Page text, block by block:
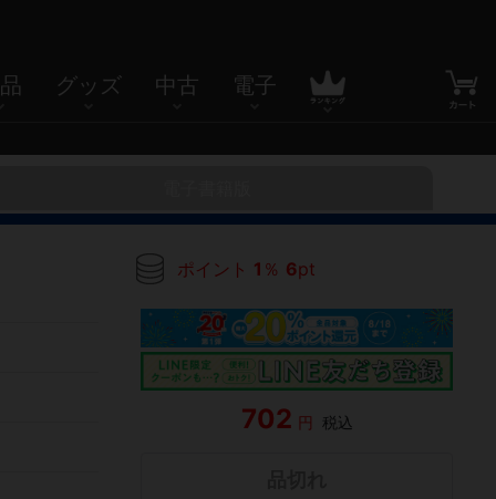
グッズ 中古 電子
ポイント 1 ％ 6pt
702 円 税込